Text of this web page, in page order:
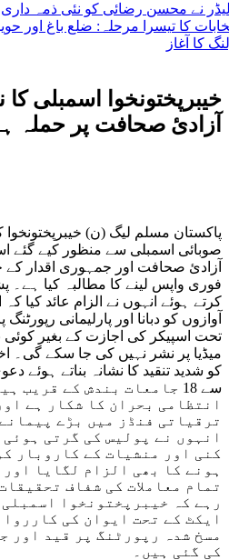
محسن رضائی کو نئی ذمہ داری
خیبرپختونخوا اسمبلی کا
آزادیٔ صحافت پر حملہ
پاکستان مسلم لیگ (ن) خیبرپختونخوا
صوبائی اسمبلی سے منظور کیے گئے
آزادیٔ صحافت اور جمہوری اقدار کے
فوری واپس لینے کا مطالبہ کیا ہے۔
کرتے ہوئے انہوں نے الزام عائد کیا
آوازوں کو دبانا اور پارلیمانی
تحت اسپیکر کی اجازت کے بغیر کوئی
میڈیا پر نشر نہیں کی جا سکے گی۔
سے 18 جامعات بندش کے
انتظامی بحران کا شکار ہے
ترقیاتی فنڈز میں بڑے
انہوں نے پولیس کی گرتی
کنی اور منشیات کے کاروبار
ہونے کا بھی الزام لگایا
تمام معاملات کی شفاف
رہے کہ خیبرپختونخوا
ایکٹ کے تحت ایوان کی
مسخ شدہ رپورٹنگ پر قید اور
کی گئی ہیں۔